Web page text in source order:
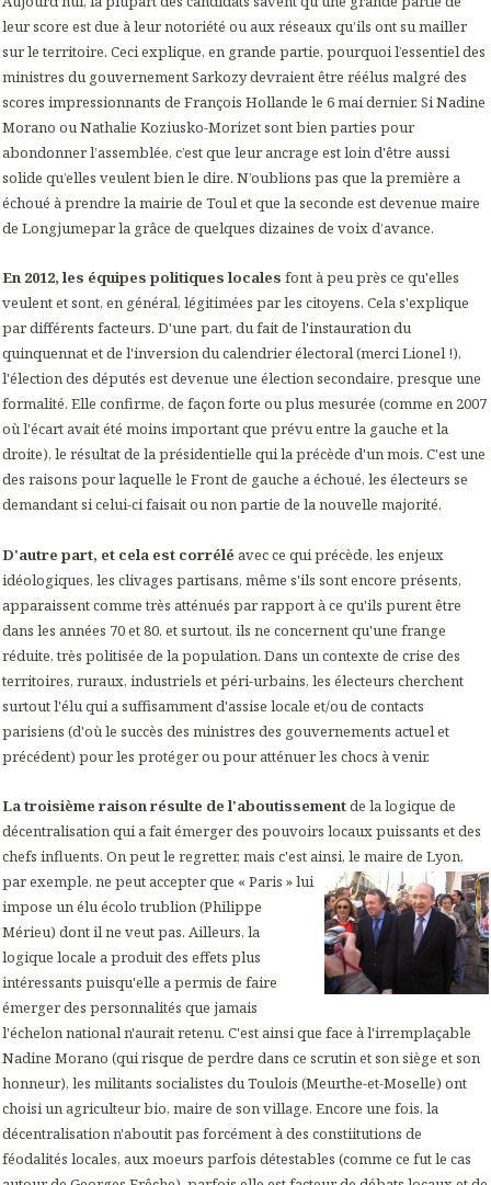
leur score est due à leur notoriété ou aux réseaux qu’ils ont su mailler
sur le territoire. Ceci explique, en grande partie, pourquoi l’essentiel des
ministres du gouvernement Sarkozy devraient être réélus malgré des
scores impressionnants de François Hollande le 6 mai dernier. Si Nadine
Morano ou Nathalie Koziusko-Morizet sont bien parties pour
abondonner l’assemblée, c’est que leur ancrage est loin d'être aussi
solide qu’elles veulent bien le dire. N’oublions pas que la première a
échoué à prendre la mairie de Toul et que la seconde est devenue maire
de Longjumepar la grâce de quelques dizaines de voix d’avance.
En 2012, les équipes politiques locales font à peu près ce qu'elles
veulent et sont, en général, légitimées par les citoyens. Cela s'explique
par différents facteurs. D'une part, du fait de l'instauration du
quinquennat et de l'inversion du calendrier électoral (merci Lionel !),
l'élection des députés est devenue une élection secondaire, presque une
formalité. Elle confirme, de façon forte ou plus mesurée (comme en 2007
où l'écart avait été moins important que prévu entre la gauche et la
droite), le résultat de la présidentielle qui la précède d'un mois. C'est une
des raisons pour laquelle le Front de gauche a échoué, les électeurs se
demandant si celui-ci faisait ou non partie de la nouvelle majorité.
D'autre part, et cela est corrélé avec ce qui précède, les enjeux
idéologiques, les clivages partisans, même s'ils sont encore présents,
apparaissent comme très atténués par rapport à ce qu'ils purent être
dans les années 70 et 80. et surtout, ils ne concernent qu'une frange
réduite, très politisée de la population. Dans un contexte de crise des
territoires, ruraux, industriels et péri-urbains, les électeurs cherchent
surtout l'élu qui a suffisamment d'assise locale et/ou de contacts
parisiens (d'où le succès des ministres des gouvernements actuel et
précédent) pour les protéger ou pour atténuer les chocs à venir.
La troisième raison résulte de l'aboutissementde la logique de
décentralisation qui a fait émerger des pouvoirs locaux puissants et des
chefs influents. On peut le regretter, mais c'est ainsi, le maire de Lyon,
par exemple, ne peut accepter que « Paris » lui
impose un élu écolo trublion (Philippe
Mérieu) dont il ne veut pas. Ailleurs, la
logique locale a produit des effets plus
intéressants puisqu'elle a permis de faire
émerger des personnalités que jamais
l'échelon national n'aurait retenu. C'est ainsi que face à l'irremplaçable
Nadine Morano (qui risque de perdre dans ce scrutin et son siège et son
honneur), les militants socialistes du Toulois (Meurthe-et-Moselle) ont
choisi un agriculteur bio, maire de son village. Encore une fois, la
décentralisation n'aboutit pas forcément à des constiitutions de
féodalités locales, aux moeurs parfois détestables (comme ce fut le cas